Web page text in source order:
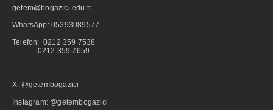
getem@bogazici.edu.tr
WhatsApp: 05393089577
Telefon: 0212 359 7538
0212 359 7659
X: @getembogazici
İnstagram: @getembogazici